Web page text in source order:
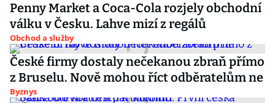
Penny Market a Coca-Cola rozjely obchodní
válku v Česku. Lahve mizí z regálů
Obchod a služby
České firmy dostaly nečekanou zbraň přímo
z Bruselu. Nově mohou říct odběratelům ne
Byznys